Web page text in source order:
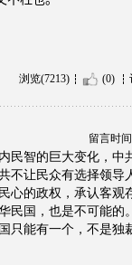
浏览(7213) (0)
留言时
民智的巨大变化，中
不让民众有选择领导
心的政权，承认客观
民国，也是不可能的
只能有一个，不是独